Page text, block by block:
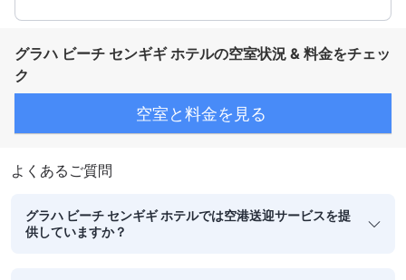
グラハ ビーチ センギギ ホテルの空室状況 & 料金をチェッ
ク
空室と料金を見る
よくあるご質問
グラハ ビーチ センギギ ホテルでは空港送迎サービスを提
供していますか？